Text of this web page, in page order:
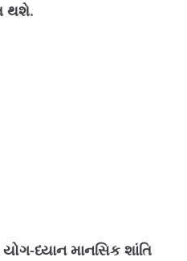
થશે.
ધ્‍યાન માનસિક શાંતિ